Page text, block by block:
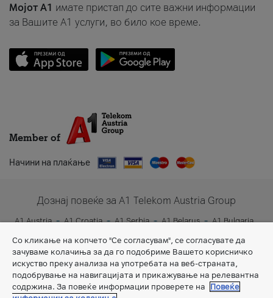
Мојот A1 имате пристап до сите важни информации
за Вашите A1 услуги, во било кое време.
Member of
Начини на плаќање
Дознај повеќе за A1 Telekom Austria Group
A1 Austria A1 Croatia A1 Serbia A1 Belarus
A1 Bulgaria
Со кликање на копчето "Се согласувам", се согласувате да
зачуваме колачиња за да го подобриме Вашето корисничко
искуство преку анализа на употребата на веб-страната,
подобрување на навигацијата и прикажување на релевантна
содржина. За повеќе информации проверете на
Повеќе